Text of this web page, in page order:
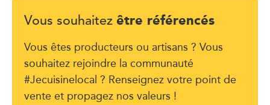
Vous souhaitez être référencés
Vous êtes producteurs ou artisans ? Vous
souhaitez rejoindre la communauté
#Jecuisinelocal ? Renseignez votre point de
vente et propagez nos valeurs !